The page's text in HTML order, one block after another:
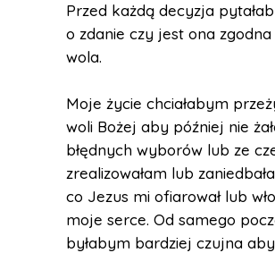
Przed każdą decyzja
o zdanie czy jest ona
wola.
Moje życie chciałabym
woli Bożej aby później nie
błędnych wyborów lub ze
zrealizowałam lub
co Jezus mi ofiarował lub
moje serce. Od samego
byłabym bardziej czujna